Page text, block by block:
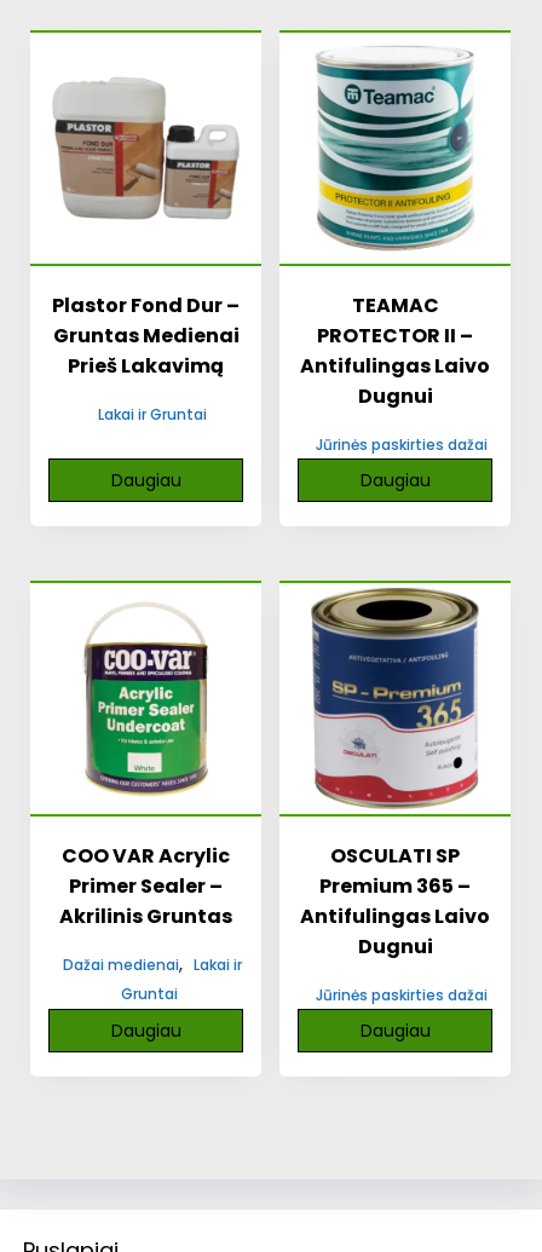
Plastor Fond Dur –
Gruntas Medienai
Prieš Lakavimą
Lakai ir Gruntai
Daugiau
TEAMAC
PROTECTOR II –
Antifulingas Laivo
Dugnui
Jūrinės paskirties dažai
Daugiau
COO VAR Acrylic
Primer Sealer –
Akrilinis Gruntas
Dažai medienai, Lakai ir
Gruntai
Daugiau
OSCULATI SP
Premium 365 –
Antifulingas Laivo
Dugnui
Jūrinės paskirties dažai
Daugiau